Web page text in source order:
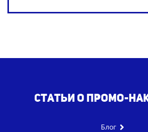
Статьи о промо-
Блог